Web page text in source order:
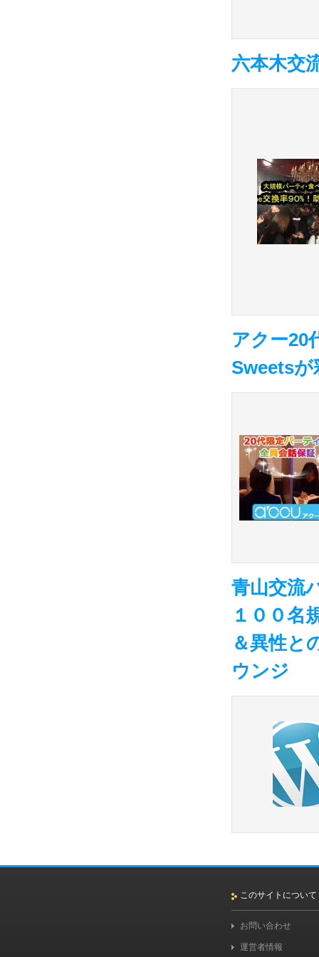
六本木交
アクー20
Sweetsが
青山交流
１００名
＆異性と
ウンジ
このサイトについて
お問い合わせ
運営者情報